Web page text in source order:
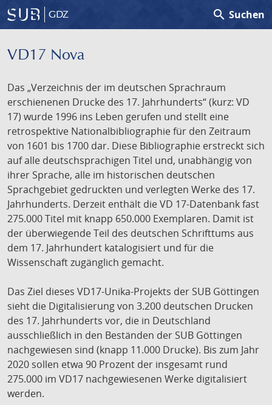
GDZ search Suchen
VD17 Nova
Das „Verzeichnis der im deutschen Sprachraum
erschienenen Drucke des 17. Jahrhunderts“ (kurz: VD
17) wurde 1996 ins Leben gerufen und stellt eine
retrospektive Nationalbibliographie für den Zeitraum
von 1601 bis 1700 dar. Diese Bibliographie erstreckt sich
auf alle deutschsprachigen Titel und, unabhängig von
ihrer Sprache, alle im historischen deutschen
Sprachgebiet gedruckten und verlegten Werke des 17.
Jahrhunderts. Derzeit enthält die VD 17-Datenbank fast
275.000 Titel mit knapp 650.000 Exemplaren. Damit ist
der überwiegende Teil des deutschen Schrifttums aus
dem 17. Jahrhundert katalogisiert und für die
Wissenschaft zugänglich gemacht.
Das Ziel dieses VD17-Unika-Projekts der SUB Göttingen
sieht die Digitalisierung von 3.200 deutschen Drucken
des 17. Jahrhunderts vor, die in Deutschland
ausschließlich in den Beständen der SUB Göttingen
nachgewiesen sind (knapp 11.000 Drucke). Bis zum Jahr
2020 sollen etwa 90 Prozent der insgesamt rund
275.000 im VD17 nachgewiesenen Werke digitalisiert
werden.